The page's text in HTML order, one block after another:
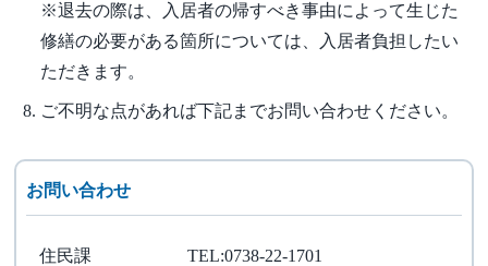
※退去の際は、入居者の帰すべき事由によって生じた
修繕の必要がある箇所については、入居者負担したい
ただきます。
ご不明な点があれば下記までお問い合わせください。
お問い合わせ
住民課 TEL:0738-22-1701